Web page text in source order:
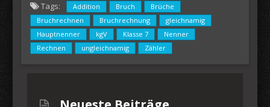
Tags: Addition Bruch
Brüche
Bruchrechnen
Bruchrechnung
gleichnamig
Hauptnenner
kgV Klasse 7
Nenner
Rechnen
ungleichnamig Zähler